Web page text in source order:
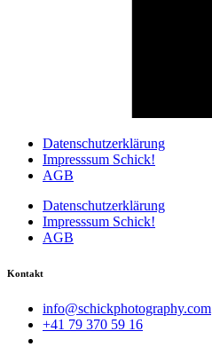
Datenschutzerklärung
Impresssum Schick!
AGB
Datenschutzerklärung
Impresssum Schick!
AGB
Kontakt
info@schickphotography.com
+41 79 370 59 16